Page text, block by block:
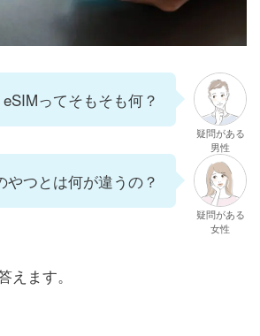
eSIMってそもそも何？
疑問がある
男性
やつとは何が違うの？
疑問がある
女性
えます。